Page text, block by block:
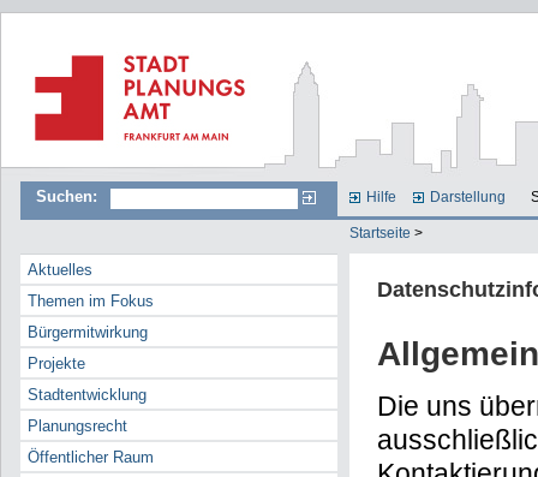
Suchen: Hilfe Darstellung
Startseite >
Aktuelles
Themen im Fokus
Bürgermitwirkung
Projekte
Stadtentwicklung
Planungsrecht
Öffentlicher Raum
Die uns